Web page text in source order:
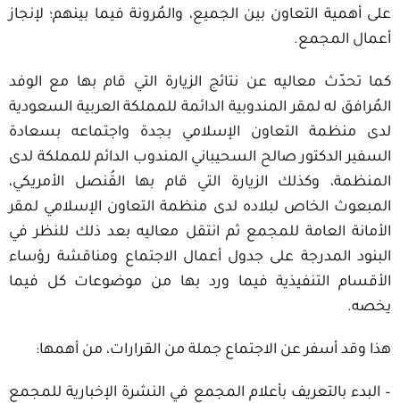
على أهمية التعاون بين الجميع، والمُرونة فيما بينهم؛ لإنجاز
أعمال المجمع.
كما تحدّث معاليه عن نتائج الزيارة التي قام بها مع الوفد
المُرافق له لمقر المندوبية الدائمة للمملكة العربية السعودية
لدى منظمة التعاون الإسلامي بجدة واجتماعه بسعادة
السفير الدكتور صالح السحيباني المندوب الدائم للمملكة لدى
المنظمة، وكذلك الزيارة التي قام بها القُنصل الأمريكي،
المبعوث الخاص لبلاده لدى منظمة التعاون الإسلامي لمقر
الأمانة العامة للمجمع ثم انتقل معاليه بعد ذلك للنظر في
البنود المدرجة على جدول أعمال الاجتماع ومناقشة رؤساء
الأقسام التنفيذية فيما ورد بها من موضوعات كل فيما
يخصه.
هذا وقد أسفر عن الاجتماع جملة من القرارات، من أهمها:
– البدء بالتعريف بأعلام المجمع في النشرة الإخبارية للمجمع